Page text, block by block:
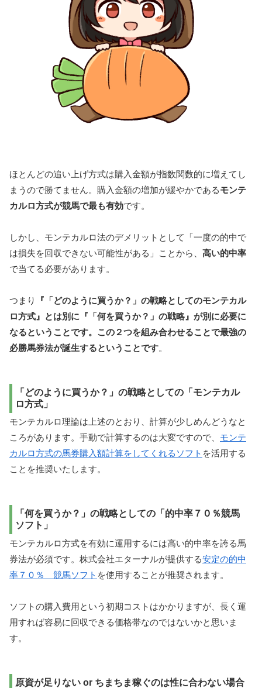
ほとんどの追い上げ方式は購入金額が指数関数的に増えてし
まうので勝てません。購入金額の増加が緩やかであるモンテ
カルロ方式が競馬で最も有効です。
しかし、モンテカルロ法のデメリットとして「一度の的中で
は損失を回収できない可能性がある」ことから、 高い的中率
で当てる必要があります。
つまり
『「どのように買うか？」の戦略としてのモンテカル
ロ方式』とは別に『「何を買うか？」の戦略』が別に必要に
なるということです。この２つを組み合わせることで最強の
必勝馬券法が誕生するということです。
「どのように買うか？」の戦略としての「モンテカル
ロ方式」
モンテカルロ理論は上述のとおり、計算が少しめんどうなと
ころがあります。手動で計算するのは大変ですので、 モンテ
カルロ方式の馬券購入額計算をしてくれるソフト を活用する
ことを推奨いたします。
「何を買うか？」の戦略としての「的中率７０％競馬
ソフト」
モンテカルロ方式を有効に運用するには高い的中率を誇る馬
券法が必須です。株式会社エターナルが提供する安定の的中
率７０％ 競馬ソフト を使用することが推奨されます。
ソフトの購入費用という初期コストはかかりますが、長く運
用すれば容易に回収できる価格帯なのではないかと思いま
す。
原資が足りない or ちまちま稼ぐのは性に合わない場合